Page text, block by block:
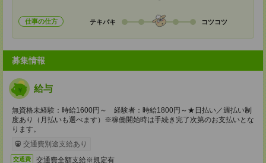
仕事の仕方 テキパキ コツコツ
募集情報
給与
無資格未経験：時給1600円～ 経験者：時給1800円～★日払い／週払い制
度あり（月払いも選べます）※稼働開始時は手続き完了次第のお支払いとな
ります。
交通費別途支給あり
交通費 交通費全額支給※規定有